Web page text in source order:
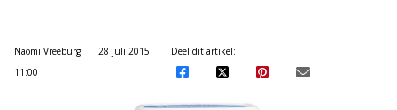
Naomi Vreeburg
28 juli 2015
11:00
Deel dit artikel: